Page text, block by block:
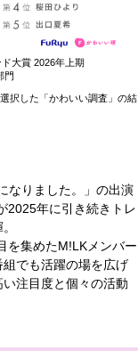
大賞 2026年上期
門
択した「かわいい調査」の結
なりました。」の出演
2025年に引き続きトレ
を集めたM!LKメンバー
でも活躍の場を広げ
注目度と個々の活動